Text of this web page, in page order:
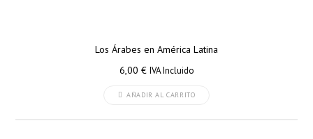
Los Árabes en América Latina
6,00 € IVA Incluido
AÑADIR AL CARRITO